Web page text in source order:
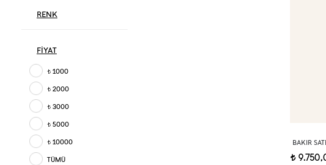
RENK
FİYAT
t 1000
t 2000
t 3000
t 5000
t 10000
TÜMÜ
BAKIR
t